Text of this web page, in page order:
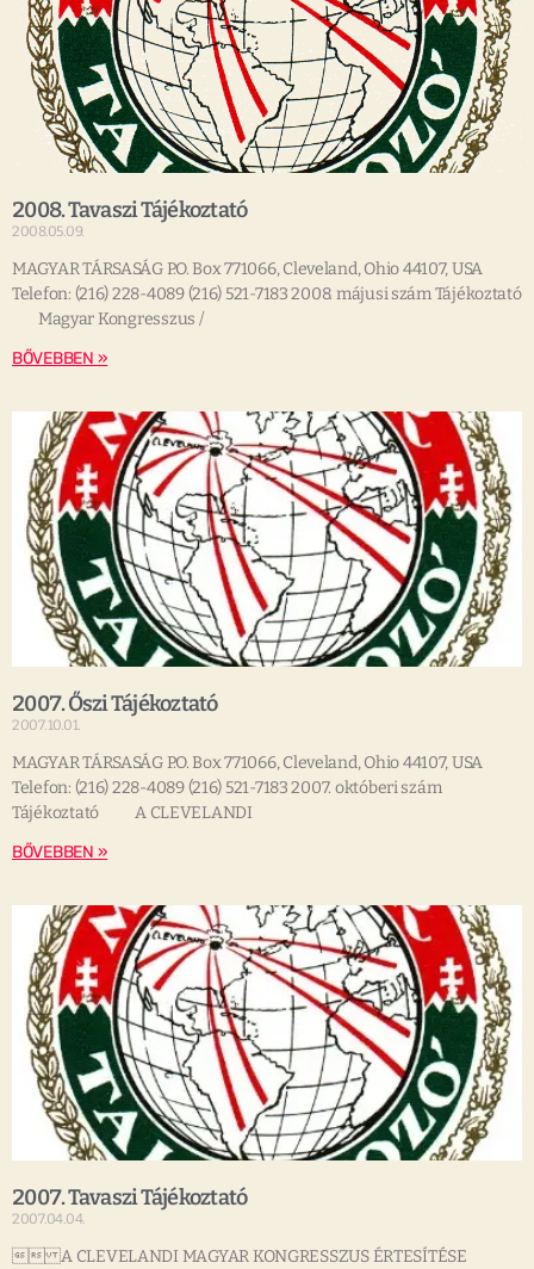
2008. Tavaszi Tájékoztató
2008.05.09.
MAGYAR TÁRSASÁG P.O. Box 771066, Cleveland, Ohio 44107, USA
Telefon: (216) 228-4089 (216) 521-7183 2008. májusi szám Tájékoztató
Magyar Kongresszus /
BŐVEBBEN »
2007. Őszi Tájékoztató
2007.10.01.
MAGYAR TÁRSASÁG P.O. Box 771066, Cleveland, Ohio 44107, USA
Telefon: (216) 228-4089 (216) 521-7183 2007. októberi szám
Tájékoztató A CLEVELANDI
BŐVEBBEN »
2007. Tavaszi Tájékoztató
2007.04.04.
A CLEVELANDI MAGYAR KONGRESSZUS ÉRTESÍTÉSE